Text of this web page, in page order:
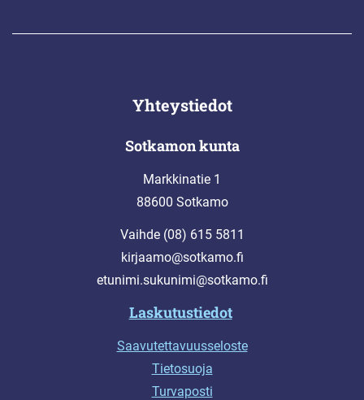
Yhteystiedot
Sotkamon kunta
Markkinatie 1
88600 Sotkamo
Vaihde (08) 615 5811
kirjaamo@sotkamo.fi
etunimi.sukunimi@sotkamo.fi
Laskutustiedot
Saavutettavuusseloste
Tietosuoja
Turvaposti